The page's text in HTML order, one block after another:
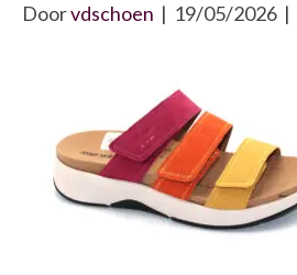
Doorvdschoen | 19/05/2026 |